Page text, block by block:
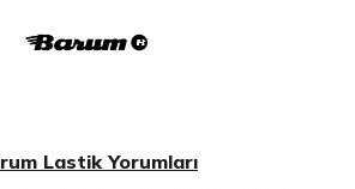
Lastik Yorumları